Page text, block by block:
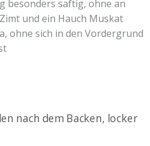
besonders saftig, ohne an
und ein Hauch Muskat
ohne sich in den Vordergrund